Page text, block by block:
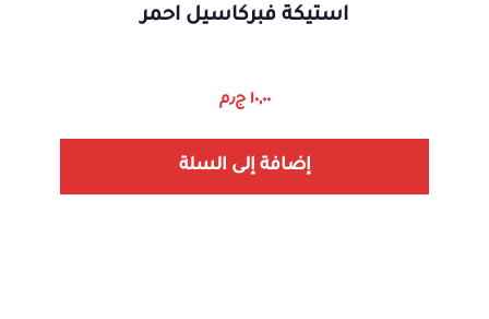
استيكة فبركاسيل احمر
١٠,٠٠ ج٫م
إضافة إلى السلة